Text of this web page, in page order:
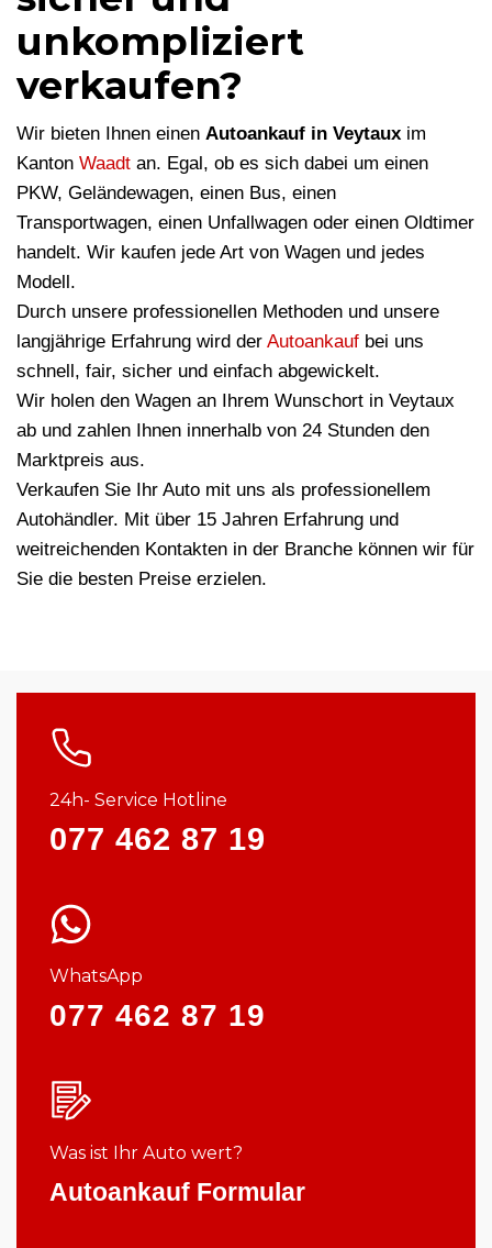
unkompliziert
verkaufen?
Wir bieten Ihnen einen Autoankauf in Veytaux im
Kanton Waadt an. Egal, ob es sich dabei um einen
PKW, Geländewagen, einen Bus, einen
Transportwagen, einen Unfallwagen oder einen Oldtimer
handelt. Wir kaufen jede Art von Wagen und jedes
Modell.
Durch unsere professionellen Methoden und unsere
langjährige Erfahrung wird der Autoankauf bei uns
schnell, fair, sicher und einfach abgewickelt.
Wir holen den Wagen an Ihrem Wunschort in Veytaux
ab und zahlen Ihnen innerhalb von 24 Stunden den
Marktpreis aus.
Verkaufen Sie Ihr Auto mit uns als professionellem
Autohändler. Mit über 15 Jahren Erfahrung und
weitreichenden Kontakten in der Branche können wir für
Sie die besten Preise erzielen.
24h- Service Hotline
077 462 87 19
WhatsApp
077 462 87 19
Was ist Ihr Auto wert?
Autoankauf Formular